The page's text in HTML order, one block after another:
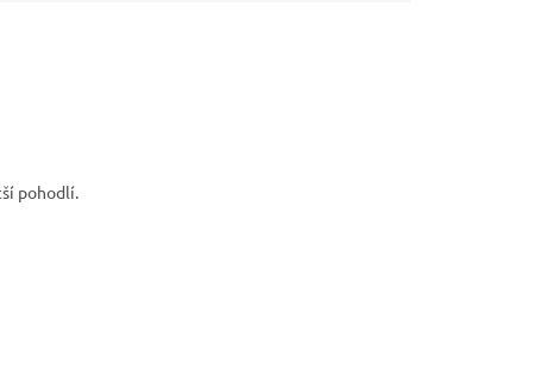
pohodlí.